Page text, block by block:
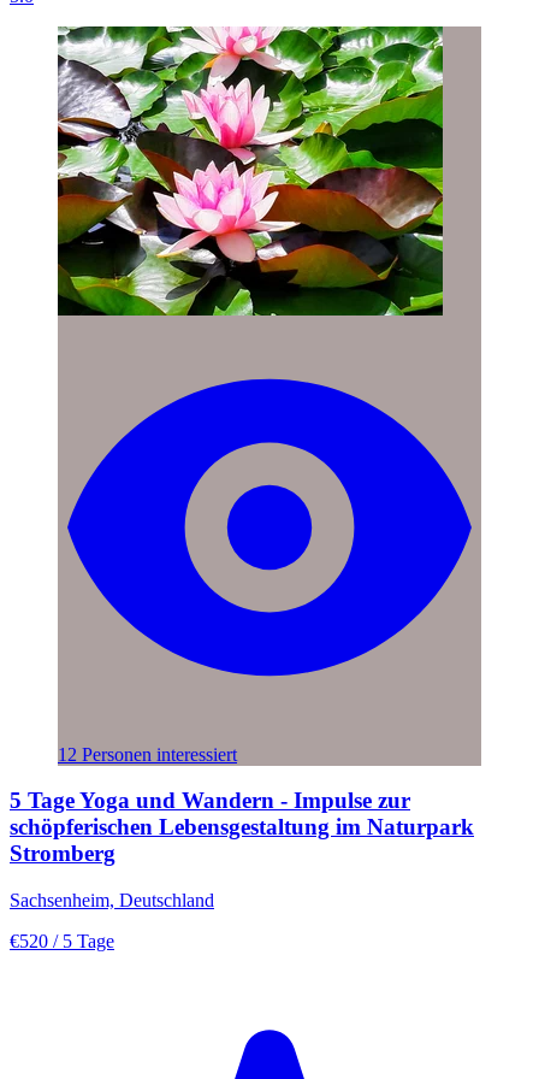
12 Personen interessiert
5 Tage Yoga und Wandern - Impulse zur
schöpferischen Lebensgestaltung im Naturpark
Stromberg
Sachsenheim, Deutschland
€520 / 5 Tage